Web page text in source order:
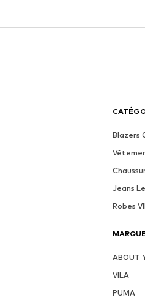
Blazers
Jeans
Robes
ABOUT
VILA
PUMA